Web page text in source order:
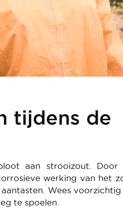
tijdens de
aan strooizout. Door
werking van het
Wees voorzichtig
te spoelen.